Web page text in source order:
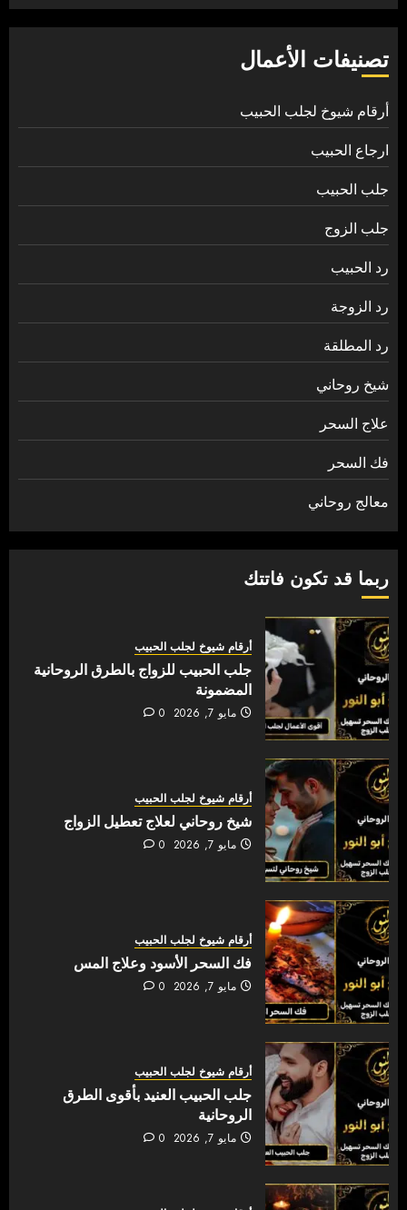
تصنيفات الأعمال
أرقام شيوخ لجلب الحبيب
ارجاع الحبيب
جلب الحبيب
جلب الزوج
رد الحبيب
رد الزوجة
رد المطلقة
شيخ روحاني
علاج السحر
فك السحر
معالج روحاني
ربما قد تكون فاتتك
أرقام شيوخ لجلب الحبيب
جلب الحبيب للزواج بالطرق الروحانية
المضمونة
مايو 7, 2026 0
أرقام شيوخ لجلب الحبيب
شيخ روحاني لعلاج تعطيل الزواج
مايو 7, 2026 0
أرقام شيوخ لجلب الحبيب
فك السحر الأسود وعلاج المس
مايو 7, 2026 0
أرقام شيوخ لجلب الحبيب
جلب الحبيب العنيد بأقوى الطرق
الروحانية
مايو 7, 2026 0